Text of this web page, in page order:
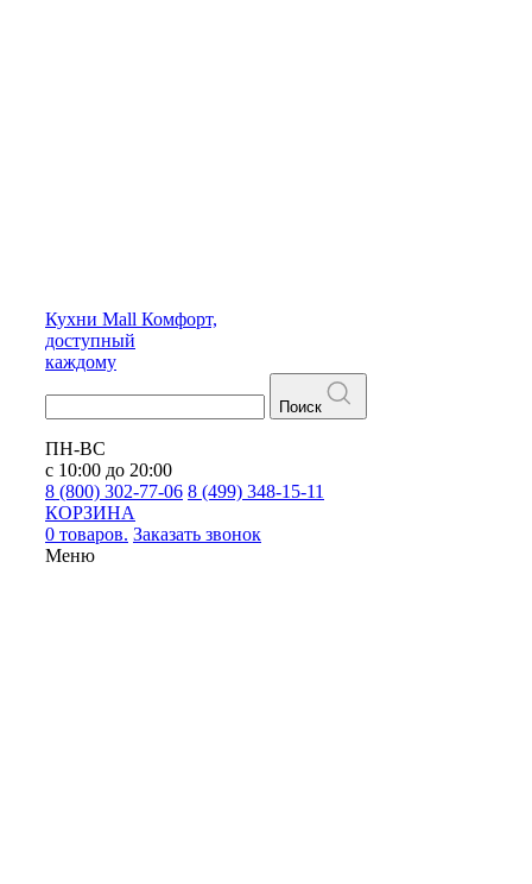
Кухни Mall Комфорт,
доступный
каждому
Поиск
ПН-ВС
с 10:00 до 20:00
8 (800) 302-77-06 8 (499) 348-15-11
КОРЗИНА
0 товаров. Заказать звонок
Меню